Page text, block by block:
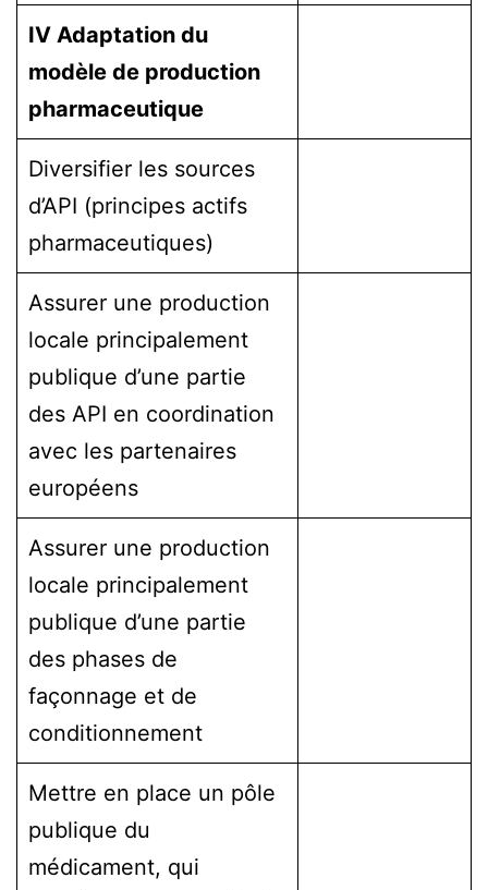
IV Adaptation du
modèle de production
pharmaceutique
Diversifier les sources
d’API (principes actifs
pharmaceutiques)
Assurer une production
locale principalement
publique d’une partie
des API en coordination
avec les partenaires
européens
Assurer une production
locale principalement
publique d’une partie
des phases de
façonnage et de
conditionnement
Mettre en place un pôle
publique du
médicament, qui